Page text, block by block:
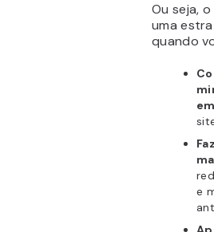
Ou seja,
uma
quando
e